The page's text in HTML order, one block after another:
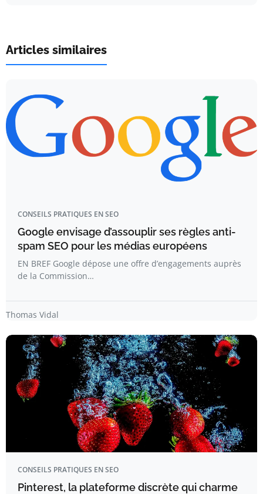
Articles similaires
CONSEILS PRATIQUES EN SEO
Google envisage d’assouplir ses règles anti-
spam SEO pour les médias européens
EN BREF Google dépose une offre d’engagements auprès
de la Commission…
Thomas Vidal
CONSEILS PRATIQUES EN SEO
Pinterest, la plateforme discrète qui charme